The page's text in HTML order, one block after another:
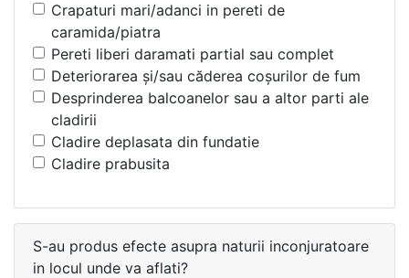
Crapaturi mari/adanci in pereti de
caramida/piatra
Pereti liberi daramati partial sau complet
Deteriorarea şi/sau căderea coşurilor de fum
Desprinderea balcoanelor sau a altor parti ale
cladirii
Cladire deplasata din fundatie
Cladire prabusita
S-au produs efecte asupra naturii inconjuratoare
in locul unde va aflati?